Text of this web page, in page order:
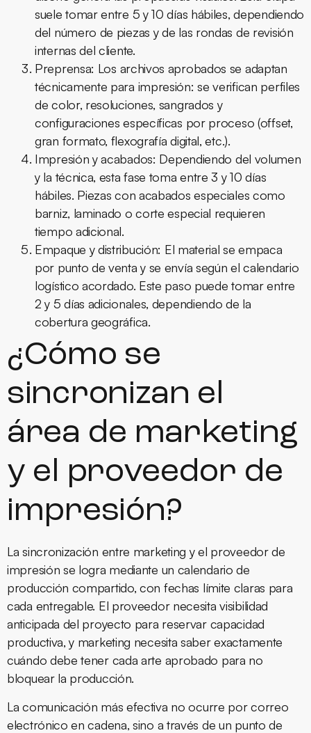
suele tomar entre 5 y 10 días hábiles, dependiendo
del número de piezas y de las rondas de revisión
internas del cliente.
Preprensa: Los archivos aprobados se adaptan
técnicamente para impresión: se verifican perfiles
de color, resoluciones, sangrados y
configuraciones específicas por proceso (offset,
gran formato, flexografía digital, etc.).
Impresión y acabados: Dependiendo del volumen
y la técnica, esta fase toma entre 3 y 10 días
hábiles. Piezas con acabados especiales como
barniz, laminado o corte especial requieren
tiempo adicional.
Empaque y distribución: El material se empaca
por punto de venta y se envía según el calendario
logístico acordado. Este paso puede tomar entre
2 y 5 días adicionales, dependiendo de la
cobertura geográfica.
¿Cómo se
sincronizan el
área de marketing
y el proveedor de
impresión?
La sincronización entre marketing y el proveedor de
impresión se logra mediante un calendario de
producción compartido, con fechas límite claras para
cada entregable. El proveedor necesita visibilidad
anticipada del proyecto para reservar capacidad
productiva, y marketing necesita saber exactamente
cuándo debe tener cada arte aprobado para no
bloquear la producción.
La comunicación más efectiva no ocurre por correo
electrónico en cadena, sino a través de un punto de